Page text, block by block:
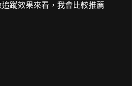
追蹤效果來看，我會比較推薦